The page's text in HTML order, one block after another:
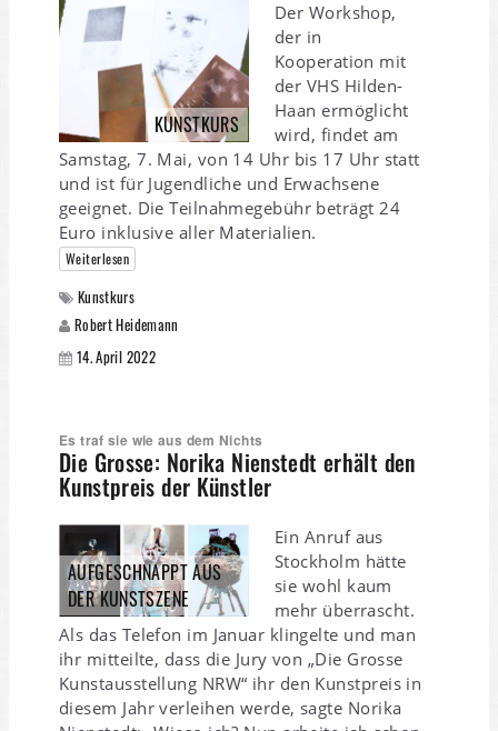
KUNSTKURS
Der Workshop,
der in
Kooperation mit
der VHS Hilden-
Haan ermöglicht
wird, findet am
Samstag, 7. Mai, von 14 Uhr bis 17 Uhr statt
und ist für Jugendliche und Erwachsene
geeignet. Die Teilnahmegebühr beträgt 24
Euro inklusive aller Materialien.
Weiterlesen
Kunstkurs
Robert Heidemann
14. April 2022
Es traf sie wie aus dem Nichts
Die Grosse: Norika Nienstedt erhält den
Kunstpreis der Künstler
AUFGESCHNAPPT AUS
DER KUNSTSZENE
Ein Anruf aus
Stockholm hätte
sie wohl kaum
mehr überrascht.
Als das Telefon im Januar klingelte und man
ihr mitteilte, dass die Jury von „Die Grosse
Kunstausstellung NRW“ ihr den Kunstpreis in
diesem Jahr verleihen werde, sagte Norika